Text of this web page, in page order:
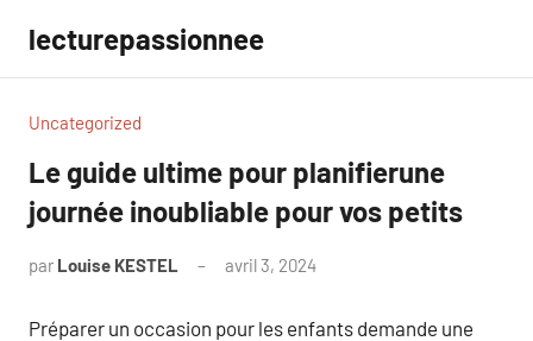
contenu
lecturepassionnee
Uncategorized
Le guide ultime pour planifierune
journée inoubliable pour vos petits
par Louise KESTEL avril 3, 2024
Préparer un occasion pour les enfants demande une